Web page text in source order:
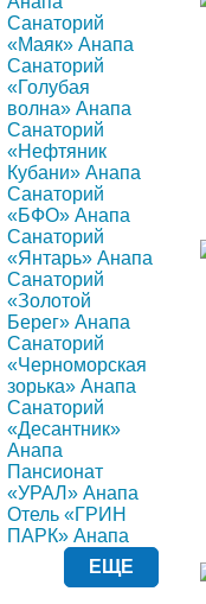
Санаторий
«Маяк» Анапа
Санаторий
«Голубая
волна» Анапа
Санаторий
«Нефтяник
Кубани» Анапа
Санаторий
«БФО» Анапа
Санаторий
«Янтарь» Анапа
Санаторий
«Золотой
Берег» Анапа
Санаторий
«Черноморская
зорька» Анапа
Санаторий
«Десантник»
Анапа
Пансионат
«УРАЛ» Анапа
Отель «ГРИН
ПАРК» Анапа
ЕЩЕ